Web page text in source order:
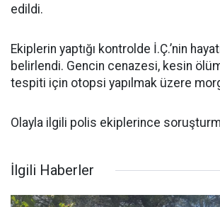
edildi.
Ekiplerin yaptığı kontrolde İ.Ç.’nin
belirlendi. Gencin cenazesi, kesin
tespiti için otopsi yapılmak üzere
Olayla ilgili polis ekiplerince
İlgili Haberler